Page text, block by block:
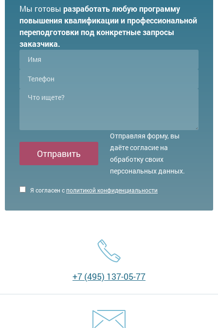
Мы готовы разработать любую программу
повышения квалификации и профессиональной
переподготовки под конкретные запросы
заказчика.
Я согласен сполитикой конфиденциальности
Отправить
Отправляя форму, вы
даёте согласие на
обработку своих
персональных данных.
+7 (495) 137-05-77